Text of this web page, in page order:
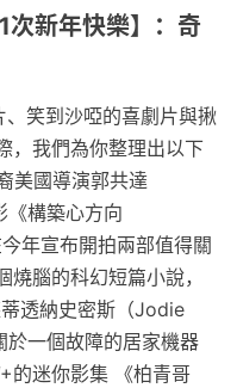
新年快樂】：奇
笑到沙啞的喜劇片與揪
，我們為你整理出以下
美國導演郭共達
《構築心方向
年宣布開拍兩部值得關
腦的科幻短篇小說，
透納史密斯（Jodie
一個故障的居家機器
的迷你影集 《柏青哥